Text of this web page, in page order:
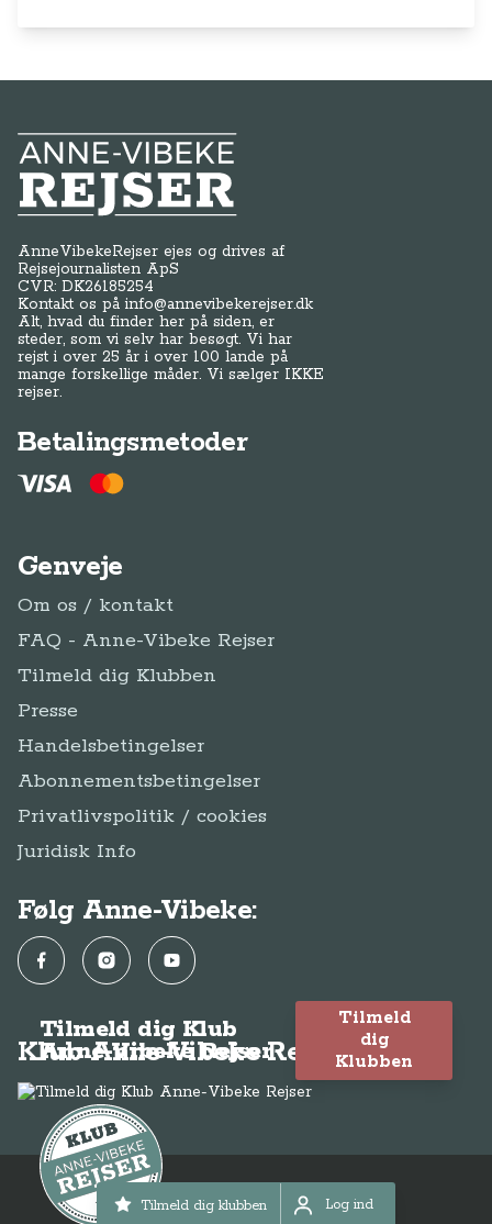
Tilmeld dig klubben Log ind
Log ind
Anne-Vibeke Rejser
AnneVibekeRejser ejes og drives af
Rejsejournalisten ApS
CVR: DK26185254
Kontakt os påinfo@annevibekerejser.dk
Alt, hvad du finder her på siden, er
steder, som vi selv har besøgt. Vi har
rejst i over 25 år i over 100 lande på
mange forskellige måder. Vi sælger IKKE
rejser.
Betalingsmetoder
Genveje
Om os / kontakt
FAQ - Anne-Vibeke Rejser
Tilmeld dig Klubben
Presse
Handelsbetingelser
Abonnementsbetingelser
Privatlivspolitik / cookies
Juridisk Info
Følg Anne-Vibeke:
FacebookInstagramYouTube
Klub Anne-Vibeke Rejser
Tilmeld dig Klub
Anne-Vibeke Rejser
Tilmeld
dig
Klubben
© Anne-Vibeke Rejser 2026